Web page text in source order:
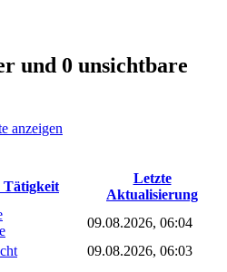
und 0 unsichtbare
anzeigen
Tätigkeit
Letzte
Aktualisierung
09.08.2026, 06:04
09.08.2026, 06:03